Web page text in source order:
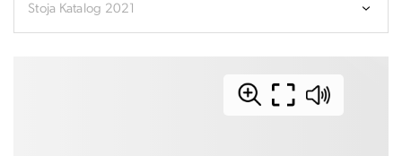
Stoja Katalog 2021